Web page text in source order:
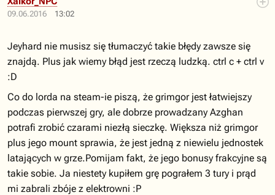
09.06.2016 13:02
Jeyhard nie musisz się tłumaczyć takie błędy zawsze się
znajdą. Plus jak wiemy błąd jest rzeczą ludzką. ctrl c + ctrl v
:D
Co do lorda na steam-ie piszą, że grimgor jest łatwiejszy
podczas pierwszej gry, ale dobrze prowadzany Azghan
potrafi zrobić czarami niezłą sieczkę. Większa niż grimgor
plus jego mount sprawia, że jest jedną z niewielu jednostek
latających w grze.Pomijam fakt, że jego bonusy frakcyjne są
takie sobie. Ja niestety kupiłem grę pograłem 3 tury i prąd
mi zabrali zbóje z elektrowni :P